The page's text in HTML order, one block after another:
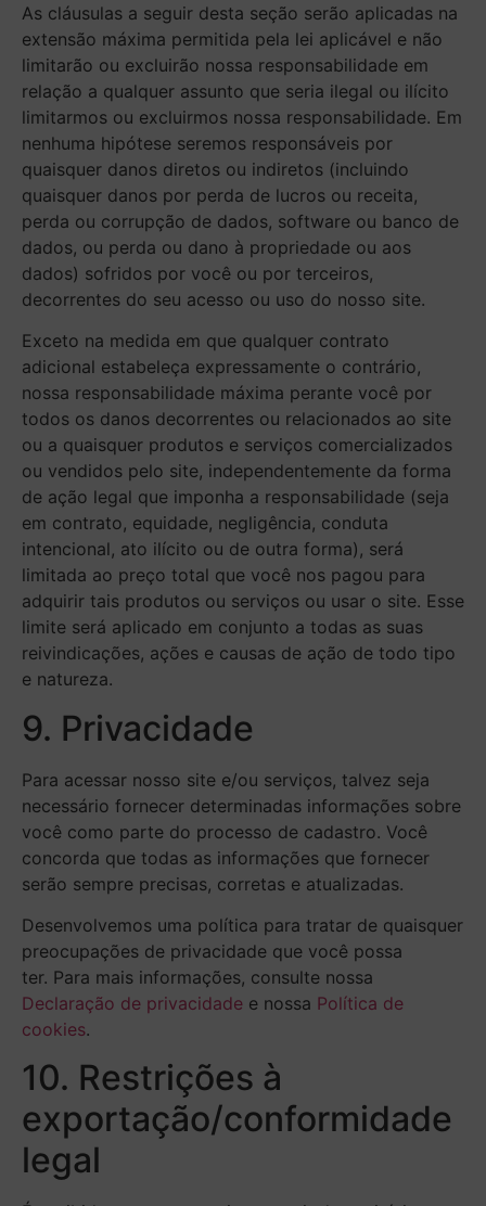
As cláusulas a seguir desta seção serão aplicadas na
extensão máxima permitida pela lei aplicável e não
limitarão ou excluirão nossa responsabilidade em
relação a qualquer assunto que seria ilegal ou ilícito
limitarmos ou excluirmos nossa responsabilidade. Em
nenhuma hipótese seremos responsáveis por
quaisquer danos diretos ou indiretos (incluindo
quaisquer danos por perda de lucros ou receita,
perda ou corrupção de dados, software ou banco de
dados, ou perda ou dano à propriedade ou aos
dados) sofridos por você ou por terceiros,
decorrentes do seu acesso ou uso do nosso site.
Exceto na medida em que qualquer contrato
adicional estabeleça expressamente o contrário,
nossa responsabilidade máxima perante você por
todos os danos decorrentes ou relacionados ao site
ou a quaisquer produtos e serviços comercializados
ou vendidos pelo site, independentemente da forma
de ação legal que imponha a responsabilidade (seja
em contrato, equidade, negligência, conduta
intencional, ato ilícito ou de outra forma), será
limitada ao preço total que você nos pagou para
adquirir tais produtos ou serviços ou usar o site. Esse
limite será aplicado em conjunto a todas as suas
reivindicações, ações e causas de ação de todo tipo
e natureza.
9. Privacidade
Para acessar nosso site e/ou serviços, talvez seja
necessário fornecer determinadas informações sobre
você como parte do processo de cadastro. Você
concorda que todas as informações que fornecer
serão sempre precisas, corretas e atualizadas.
Desenvolvemos uma política para tratar de quaisquer
preocupações de privacidade que você possa
ter. Para mais informações, consulte nossa
Declaração de privacidade e nossa Política de
cookies.
10. Restrições à
exportação/conformidade
legal